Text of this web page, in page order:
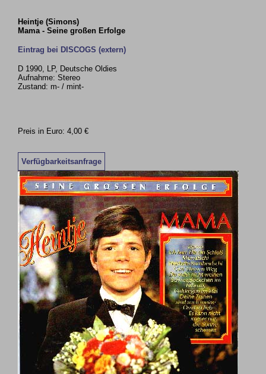
Heintje (Simons)
Mama - Seine großen Erfolge
Eintrag bei DISCOGS (extern)
D 1990, LP, Deutsche Oldies
Aufnahme: Stereo
Zustand: m- / mint-
Preis in Euro: 4,00 €
Verfügbarkeitsanfrage